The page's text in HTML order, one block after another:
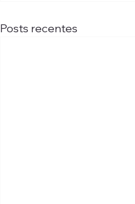
Posts recentes